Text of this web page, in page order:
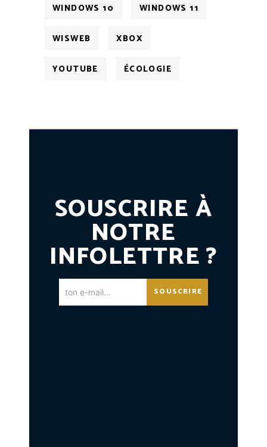
WINDOWS 10 WINDOWS 11
WISWEB XBOX
YOUTUBE ÉCOLOGIE
SOUSCRIRE À
NOTRE
INFOLETTRE ?
SOUSCRIRE